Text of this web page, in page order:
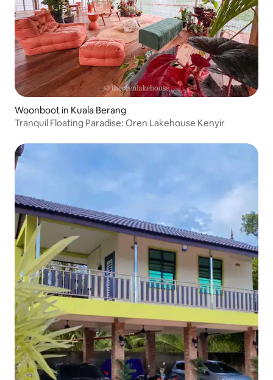
Woonboot in Kuala Berang
Tranquil Floating Paradise: Oren Lakehouse Kenyir